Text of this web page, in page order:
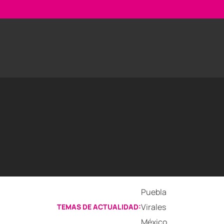
TEMAS DE ACTUALIDAD:
Puebla
Virales
México